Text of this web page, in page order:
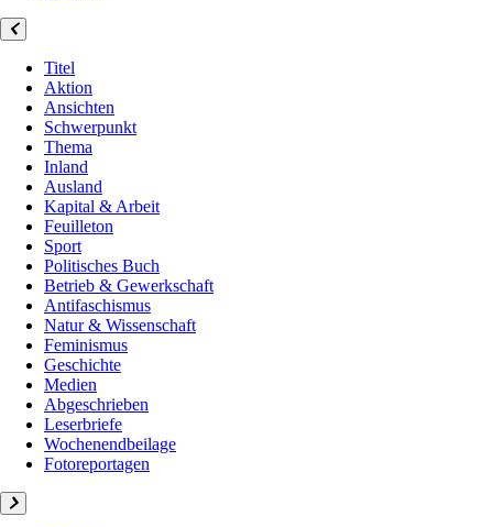
Titel
Aktion
Ansichten
Schwerpunkt
Thema
Inland
Ausland
Kapital & Arbeit
Feuilleton
Sport
Politisches Buch
Betrieb & Gewerkschaft
Antifaschismus
Natur & Wissenschaft
Feminismus
Geschichte
Medien
Abgeschrieben
Leserbriefe
Wochenendbeilage
Fotoreportagen